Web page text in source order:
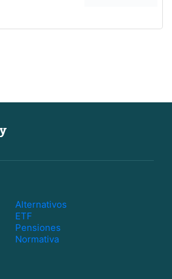
Alternativos
ETF
Pensiones
Normativa